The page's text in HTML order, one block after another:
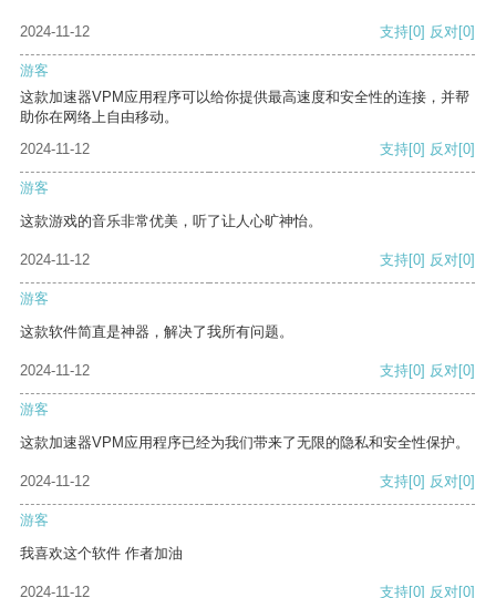
2024-11-12 支持[0] 反对[0]
游客
这款加速器VPM应用程序可以给你提供最高速度和安全性的连接，并帮
助你在网络上自由移动。
2024-11-12
支持[0] 反对[0]
游客
这款游戏的音乐非常优美，听了让人心旷神怡。
2024-11-12 支持[0] 反对[0]
游客
这款软件简直是神器，解决了我所有问题。
2024-11-12 支持[0] 反对[0]
游客
这款加速器VPM应用程序已经为我们带来了无限的隐私和安全性保护。
2024-11-12 支持[0] 反对[0]
游客
我喜欢这个软件 作者加油
2024-11-12 支持[0] 反对[0]